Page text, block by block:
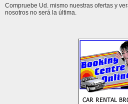
Compruebe Ud. mismo nuestras ofertas y
nosotros no será la última.